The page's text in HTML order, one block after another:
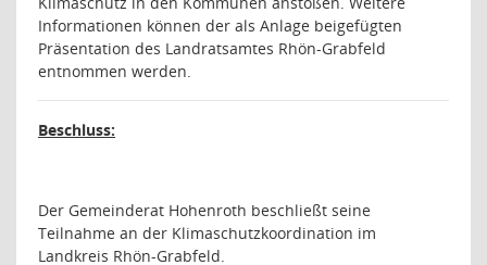
Informationen können der als Anlage beigefügten
Präsentation des Landratsamtes Rhön-Grabfeld
entnommen werden.
Beschluss:
Der Gemeinderat Hohenroth beschließt seine
Teilnahme an der Klimaschutzkoordination im
Landkreis Rhön-Grabfeld.